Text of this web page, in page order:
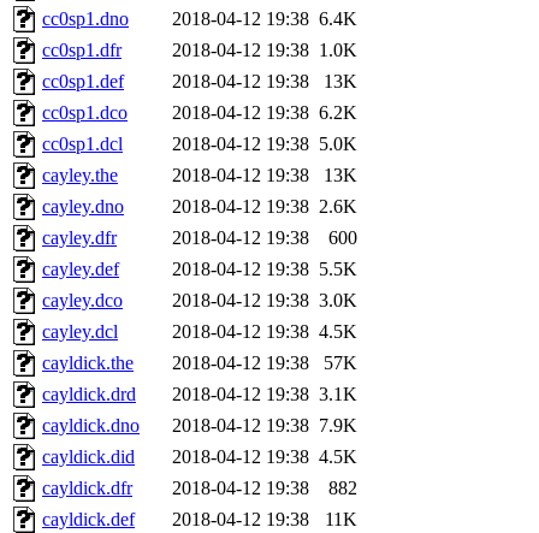
cc0sp1.dno
2018-04-12 19:38 6.4K
cc0sp1.dfr
2018-04-12 19:38 1.0K
cc0sp1.def
2018-04-12 19:38
13K
cc0sp1.dco
2018-04-12 19:38 6.2K
cc0sp1.dcl
2018-04-12 19:38 5.0K
cayley.the
2018-04-12 19:38
13K
cayley.dno
2018-04-12 19:38 2.6K
cayley.dfr
2018-04-12 19:38
600
cayley.def
2018-04-12 19:38 5.5K
cayley.dco
2018-04-12 19:38 3.0K
cayley.dcl
2018-04-12 19:38 4.5K
cayldick.the
2018-04-12 19:38
57K
cayldick.drd
2018-04-12 19:38 3.1K
cayldick.dno
2018-04-12 19:38 7.9K
cayldick.did
2018-04-12 19:38 4.5K
cayldick.dfr
2018-04-12 19:38
882
cayldick.def
2018-04-12 19:38
11K